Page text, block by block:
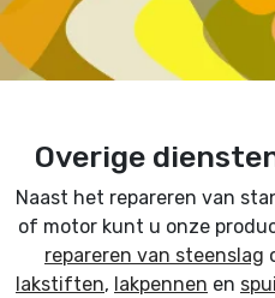
Overige
Naast het repareren van
of motor kunt u onze
repareren van steenslag
lakstiften, lakpennen en